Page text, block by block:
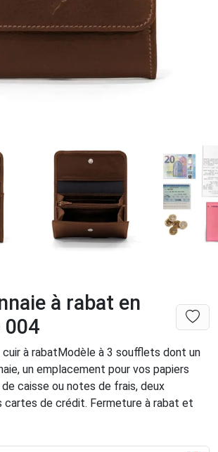
à rabat en
004
à rabatModèle à 3 soufflets dont un
un emplacement pour vos papiers
caisse ou notes de frais, deux
cartes de crédit. Fermeture à rabat et